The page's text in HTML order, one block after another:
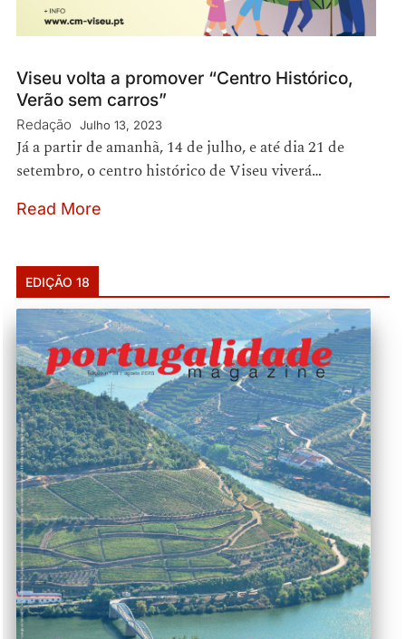
Viseu volta a promover “Centro Histórico,
Verão sem carros”
Redação Julho 13, 2023
Já a partir de amanhã, 14 de julho, e até dia 21 de
setembro, o centro histórico de Viseu viverá…
Read More
EDIÇÃO 18